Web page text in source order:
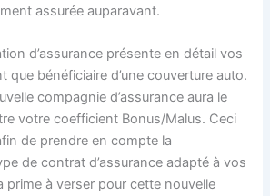
assurée auparavant.
d’assurance présente en détail vos
que bénéficiaire d’une couverture auto.
compagnie d’assurance aura le
votre coefficient Bonus/Malus. Ceci
de prendre en compte la
de contrat d’assurance adapté à vos
prime à verser pour cette nouvelle